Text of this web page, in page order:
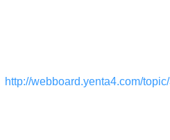
http://webboard.yenta4.com/